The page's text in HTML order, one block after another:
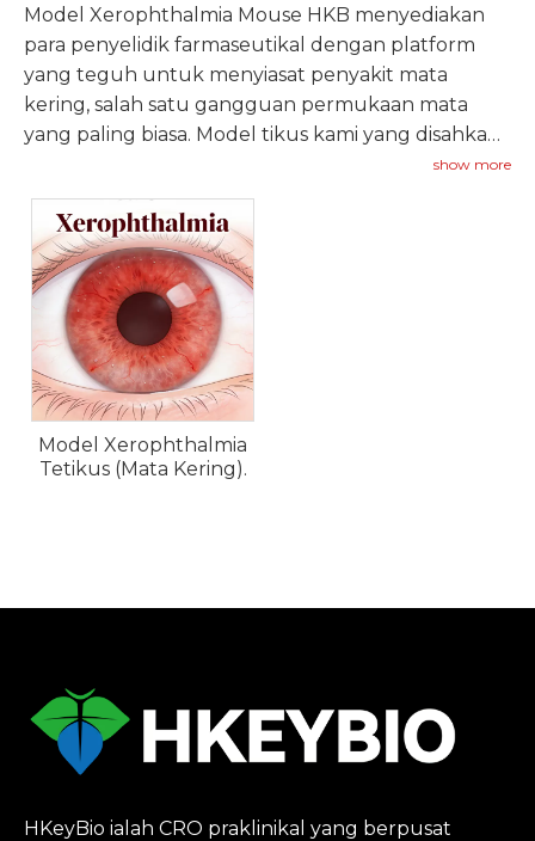
Model Xerophthalmia Mouse HKB menyediakan
para penyelidik farmaseutikal dengan platform
yang teguh untuk menyiasat penyakit mata
kering, salah satu gangguan permukaan mata
yang paling biasa. Model tikus kami yang disahkan
terkawal, rawatan benzalkonium klorida, atau
pentadbiran skopolamin untuk meniru ciri utama
mata kering kekurangan air dan penyejatan.
show more
Model Xerophthalmia
Tetikus (Mata Kering).
HKeyBio ialah CRO praklinikal yang berpusat